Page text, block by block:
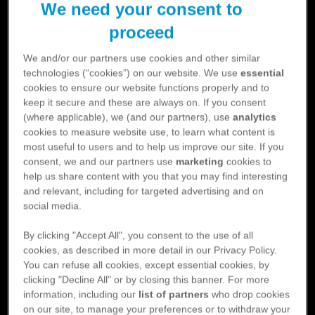
Syfte
Utbildningens syfte är att deltagarna ska få fördjupad kunskap
om handläggning av patienter med förmaksflimmer och/eller
venös tromboembolism. ST-läkare under utbildning ska även
kunna tillgodoräkna sig specifika delmål till sin
Utbildningens utformning
AF | VTE i Fokus - Förmaksflimmer omfattar teori och
patientfallsdiskussioner kring strokeprevention vid
We need your consent to
proceed
We and/or our partners use cookies and other similar
technologies (“cookies”) on our website. We useessential
cookies to ensure our website functions properly and to
keep it secure and these are always on. If you consent
(where applicable), we (and our partners), useanalytics
cookies to measure website use, to learn what content is
most useful to users and to help us improve our site. If you
consent, we and our partners use marketing cookies to
help us share content with you that you may find interesting
and relevant, including for targeted advertising and on
social media.
By clicking "Accept All", you consent to the use of all
cookies, as described in more detail in our Privacy Policy.
You can refuse all cookies, except essential cookies, by
clicking "Decline All" or by closing this banner. For more
information, including our list of partners who drop cookies
on our site, to manage your preferences or to withdraw your